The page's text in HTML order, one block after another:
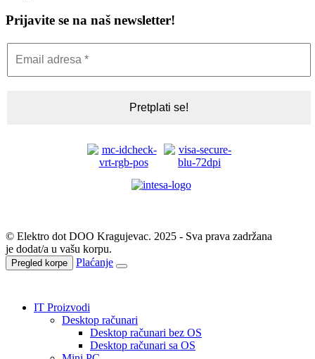
Prijavite se na naš newsletter!
© Elektro dot DOO Kragujevac. 2025 - Sva prava zadržana
je dodat/a u vašu korpu.
Pregled korpe Plaćanje
IT Proizvodi
Desktop računari
Desktop računari bez OS
Desktop računari sa OS